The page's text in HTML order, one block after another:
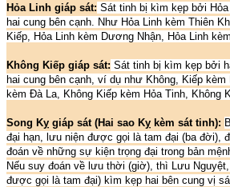
Hỏa Linh giáp sát: Sát tinh bị kìm kẹp bởi
hai cung bên cạnh. Như Hỏa Linh kèm Thiên
Kiếp, Hỏa Linh kèm Dương Nhận, Hỏa Linh
Không Kiếp giáp sát: Sát tinh bị kìm kẹp bởi
hai cung bên cạnh, ví dụ như Không, Kiếp
kèm Đà La, Không Kiếp kèm Hỏa Tinh, Không
Song Kỵ giáp sát (Hai sao Kỵ kèm sát tinh):
đại hạn, lưu niện được gọi là tam đại (ba đời),
đoán về những sự kiện trọng đại trong bản
Nếu suy đoán về lưu thời (giờ), thì Lưu
được gọi là tam đại) kìm kẹp hai bên cung vị